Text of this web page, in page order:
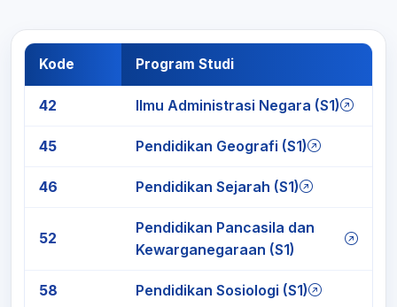
Kode Program Studi
42 Ilmu Administrasi Negara (S1)
45 Pendidikan Geografi (S1)
46 Pendidikan Sejarah (S1)
52
Pendidikan Pancasila dan
Kewarganegaraan (S1)
58 Pendidikan Sosiologi (S1)